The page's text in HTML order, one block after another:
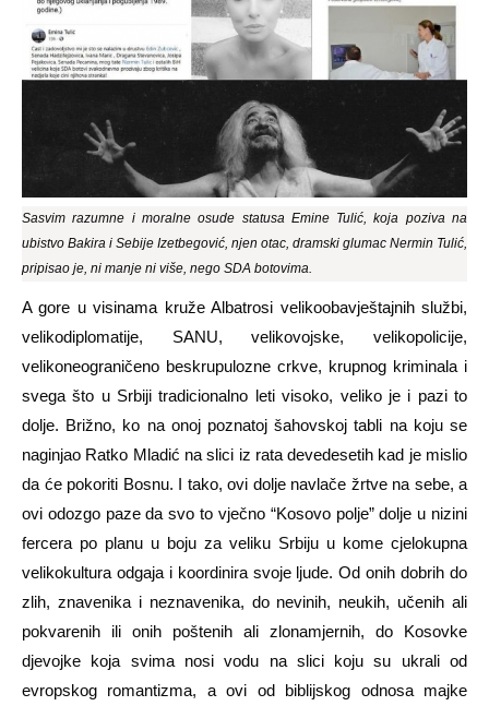
Sasvim razumne i moralne osude statusa Emine Tulić, koja poziva na
ubistvo Bakira i Sebije Izetbegović, njen otac, dramski glumac Nermin Tulić,
pripisao je, ni manje ni više, nego SDA botovima.
A gore u visinama kruže Albatrosi velikoobavještajnih službi,
velikodiplomatije, SANU, velikovojske, velikopolicije,
velikoneograničeno beskrupulozne crkve, krupnog kriminala i
svega što u Srbiji tradicionalno leti visoko, veliko je i pazi to
dolje. Brižno, ko na onoj poznatoj šahovskoj tabli na koju se
naginjao Ratko Mladić na slici iz rata devedesetih kad je mislio
da će pokoriti Bosnu. I tako, ovi dolje navlače žrtve na sebe, a
ovi odozgo paze da svo to vječno “Kosovo polje” dolje u nizini
fercera po planu u boju za veliku Srbiju u kome cjelokupna
velikokultura odgaja i koordinira svoje ljude. Od onih dobrih do
zlih, znavenika i neznavenika, do nevinih, neukih, učenih ali
pokvarenih ili onih poštenih ali zlonamjernih, do Kosovke
djevojke koja svima nosi vodu na slici koju su ukrali od
evropskog romantizma, a ovi od biblijskog odnosa majke